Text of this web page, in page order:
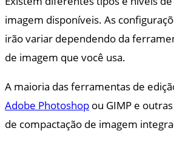
imagem disponíveis. As
irão variar dependendo da
de imagem que você usa.
A maioria das ferramentas de
Adobe Photoshop ou GIMP e
de compactação de imagem